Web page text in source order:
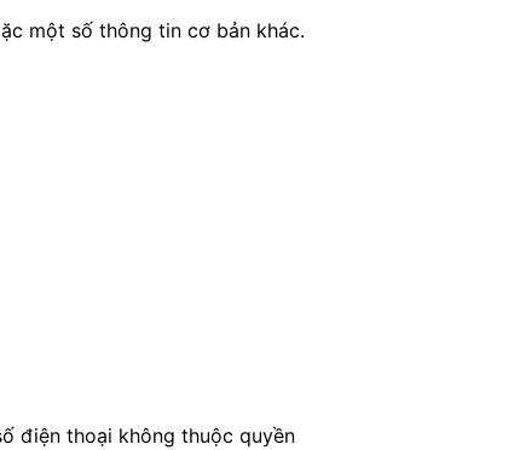
một số thông tin cơ bản khác.
điện thoại không thuộc quyền